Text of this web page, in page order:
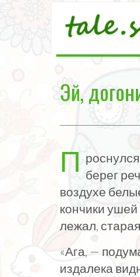
Эй,
П берег
воздухе
кончики
лежал,
«Ага, —
издалека